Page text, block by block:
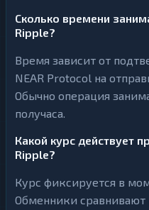
Сколько времени
Ripple?
Время зависит от
NEAR Protocol на
Обычно операция
получаса.
Какой курс действует
Ripple?
Курс фиксируется в
Обменники